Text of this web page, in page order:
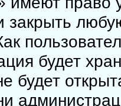
закрыть
будет
будет